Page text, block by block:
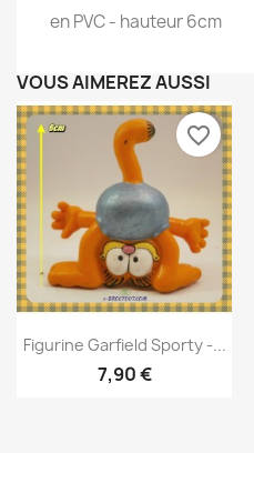
en PVC - hauteur 6cm
VOUS AIMEREZ AUSSI
Aperçu rapide
Figurine Garfield Sporty -...
7,90 €
favorite_border